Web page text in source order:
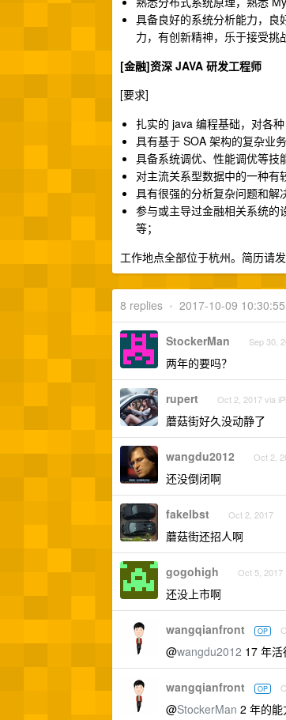
具备良好的系统分析能力，良
力，有创新精神，乐于接受挑
[金融]资深 JAVA 研发工程师
[要求]
扎实的 java 编程基础，对各
具有基于 SOA 架构的复杂业
具备系统调优、性能调优等技
对主流关系型数据中的一种有
具有很强的分析复杂问题和解
参与或主导过金融相关系统的
等；
工作地点全部位于杭州。简历请
8 replies • 2017-10-09
StockerMan Sep 30,
两年的要吗？
rupert Oct 2, 2017 via
蘑菇街好久没动静了
wangdu2012 Oct 2,
还没倒闭啊
fakelbst Oct 2, 2017
蘑菇街还招人啊
gogohigh Oct 5, 2017
还没上市啊
wangqianfront OP
@wangdu2012 17 年
wangqianfront OP
@StockerMan 2 年的能